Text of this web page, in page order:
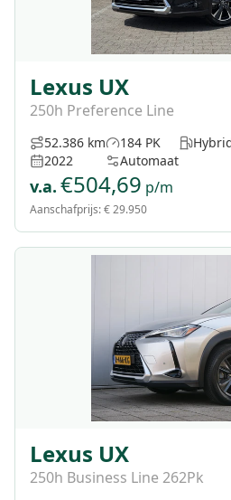
Lexus UX
250h Preference Line
52.386 km
2022
184 PK
Automaat
v.a. €504,69 p/m
Aanschafprijs:€ 29.950
Lexus UX
250h Business Line 262Pk